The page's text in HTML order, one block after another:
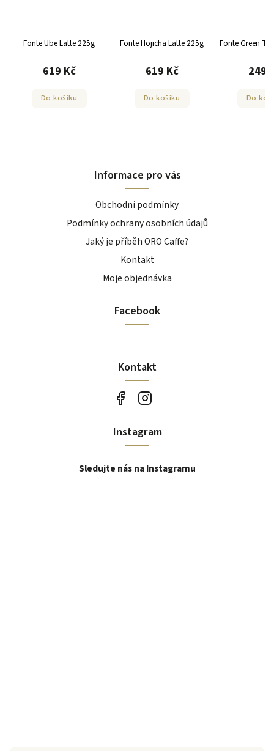
225g Fonte Hojicha Latte 225g
619 Kč
Do košíku
Fonte Green Tea Chai 250g
249 Kč
Do košíku
Fonte
Informace pro vás
Obchodní podmínky
Podmínky ochrany osobních údajů
Jaký je příběh ORO Caffe?
Kontakt
Moje objednávka
Facebook
Kontakt
Instagram
Sledujte nás na Instagramu